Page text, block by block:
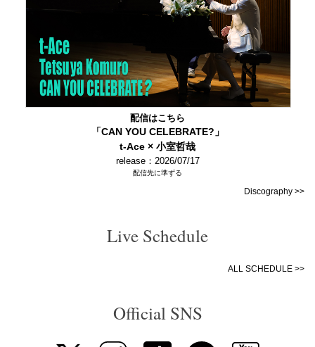
配信はこちら
「CAN YOU CELEBRATE?」
t-Ace × 小室哲哉
release：2026/07/17
配信先に準ずる
Discography >>
Live Schedule
ALL SCHEDULE >>
Official SNS